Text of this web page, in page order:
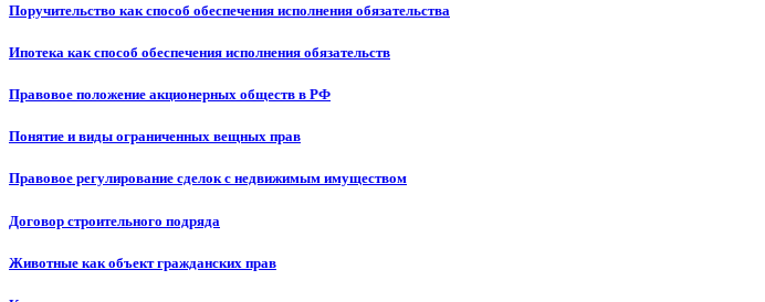
Поручительство как способ обеспечения исполнения обязательства
Ипотека как способ обеспечения исполнения обязательств
Правовое положение акционерных обществ в РФ
Понятие и виды ограниченных вещных прав
Правовое регулирование сделок с недвижимым имуществом
Договор строительного подряда
Животные как объект гражданских прав